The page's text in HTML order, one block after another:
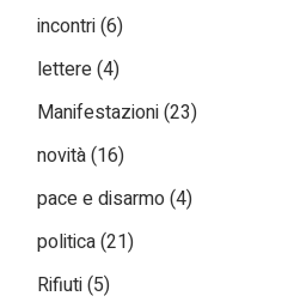
incontri(6)
lettere(4)
Manifestazioni(23)
novità(16)
pace e disarmo(4)
politica(21)
Rifiuti(5)